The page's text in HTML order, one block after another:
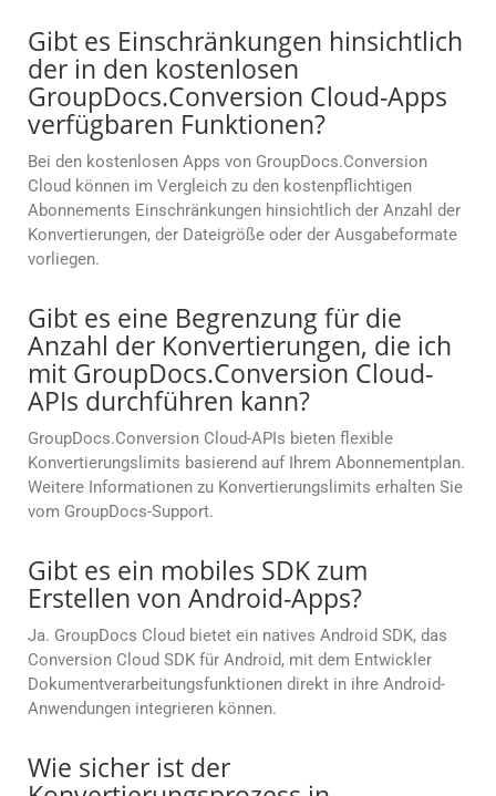
Gibt es Einschränkungen hinsichtlich
der in den kostenlosen
GroupDocs.Conversion Cloud-Apps
verfügbaren Funktionen?
Bei den kostenlosen Apps von GroupDocs.Conversion
Cloud können im Vergleich zu den kostenpflichtigen
Abonnements Einschränkungen hinsichtlich der Anzahl der
Konvertierungen, der Dateigröße oder der Ausgabeformate
vorliegen.
Gibt es eine Begrenzung für die
Anzahl der Konvertierungen, die ich
mit GroupDocs.Conversion Cloud-
APIs durchführen kann?
GroupDocs.Conversion Cloud-APIs bieten flexible
Konvertierungslimits basierend auf Ihrem Abonnementplan.
Weitere Informationen zu Konvertierungslimits erhalten Sie
vom GroupDocs-Support.
Gibt es ein mobiles SDK zum
Erstellen von Android-Apps?
Ja. GroupDocs Cloud bietet ein natives Android SDK, das
Conversion Cloud SDK für Android, mit dem Entwickler
Dokumentverarbeitungsfunktionen direkt in ihre Android-
Anwendungen integrieren können.
Wie sicher ist der